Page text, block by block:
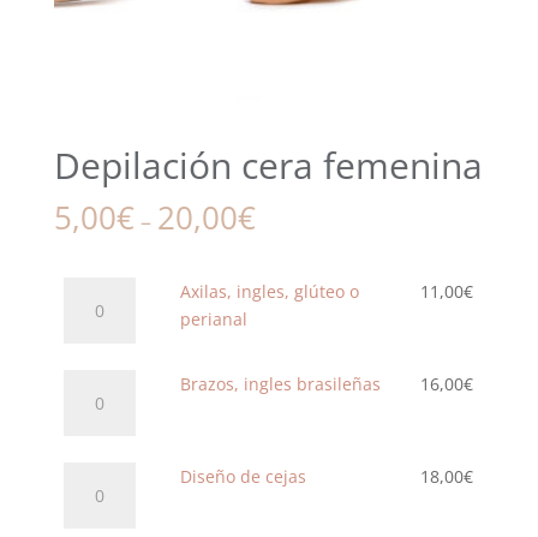
Depilación cera femenina
5,00€ – 20,00€
ingles,
perianal
Axilas, ingles, glúteo o
perianal
11,00€
ingles
Brazos, ingles brasileñas 16,00€
Diseño de cejas 18,00€